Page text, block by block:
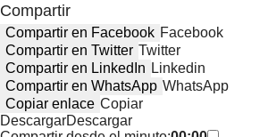
Compartir
Compartir en Facebook Facebook
Compartir en Twitter Twitter
Compartir en LinkedIn Linkedin
Compartir en WhatsApp WhatsApp
Copiar enlace Copiar
DescargarDescargar